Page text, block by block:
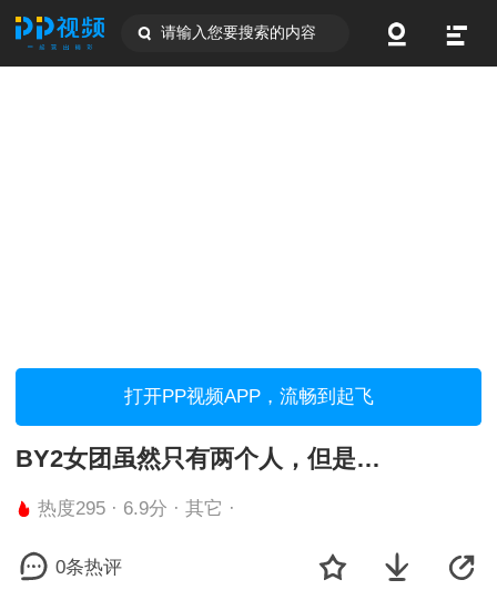
请输入您要搜索的内容
打开PP视频APP，流畅到起飞
BY2女团虽然只有两个人，但是这两个人都是一等一的大美女
热度295 · 6.9分 · 其它 ·
0条热评